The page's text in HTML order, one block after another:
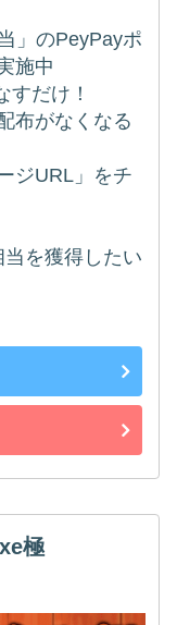
」のPeyPayポ
施中
すだけ！
布がなくなる
ジURL」をチ
当を獲得したい
極